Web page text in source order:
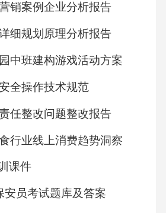
销案例企业分析报告
细规划原理分析报告
中班建构游戏活动方案
全操作技术规范
任整改问题整改报告
行业线上消费趋势洞察
课件
安员考试题库及答案